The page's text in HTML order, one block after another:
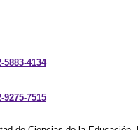
4134
7515